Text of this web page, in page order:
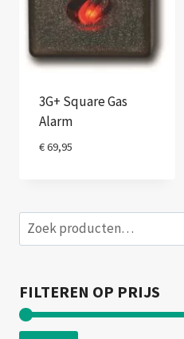
3G+ Square Gas
Alarm
€69,95
Zoeken
naar:
FILTEREN OP PRIJS